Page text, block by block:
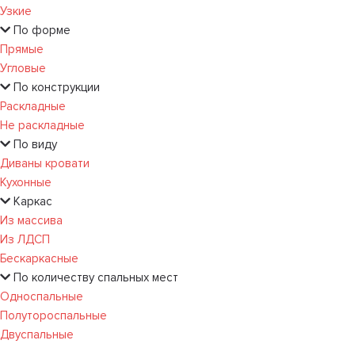
Узкие
По форме
Прямые
Угловые
По конструкции
Раскладные
Не раскладные
По виду
Диваны кровати
Кухонные
Каркас
Из массива
Из ЛДСП
Бескаркасные
По количеству спальных мест
Односпальные
Полутороспальные
Двуспальные